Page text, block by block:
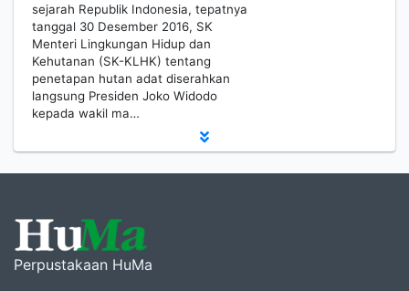
sejarah Republik Indonesia, tepatnya
tanggal 30 Desember 2016, SK
Menteri Lingkungan Hidup dan
Kehutanan (SK-KLHK) tentang
penetapan hutan adat diserahkan
langsung Presiden Joko Widodo
kepada wakil ma…
Perpustakaan HuMa